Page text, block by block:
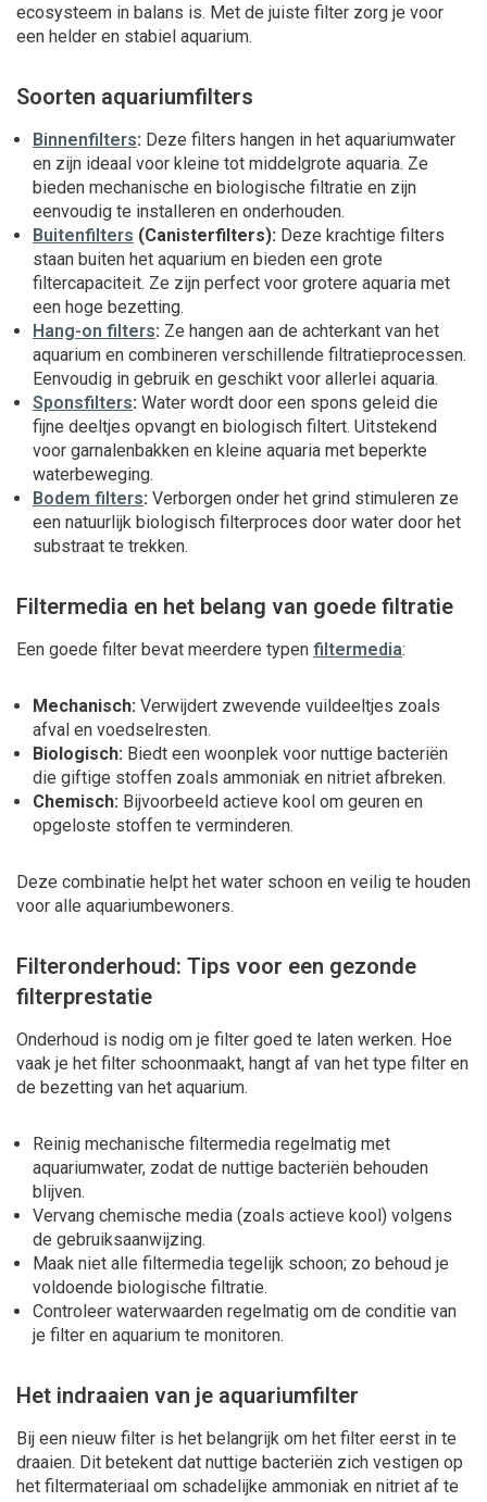
ecosysteem in balans is. Met de juiste filter zorg je voor
een helder en stabiel aquarium.
Soorten aquariumfilters
Binnenfilters: Deze filters hangen in het aquariumwater
en zijn ideaal voor kleine tot middelgrote aquaria. Ze
bieden mechanische en biologische filtratie en zijn
eenvoudig te installeren en onderhouden.
Buitenfilters (Canisterfilters): Deze krachtige filters
staan buiten het aquarium en bieden een grote
filtercapaciteit. Ze zijn perfect voor grotere aquaria met
een hoge bezetting.
Hang-on filters: Ze hangen aan de achterkant van het
aquarium en combineren verschillende filtratieprocessen.
Eenvoudig in gebruik en geschikt voor allerlei aquaria.
Sponsfilters: Water wordt door een spons geleid die
fijne deeltjes opvangt en biologisch filtert. Uitstekend
voor garnalenbakken en kleine aquaria met beperkte
waterbeweging.
Bodem filters: Verborgen onder het grind stimuleren ze
een natuurlijk biologisch filterproces door water door het
substraat te trekken.
Filtermedia en het belang van goede filtratie
Een goede filter bevat meerdere typen filtermedia:
Mechanisch: Verwijdert zwevende vuildeeltjes zoals
afval en voedselresten.
Biologisch: Biedt een woonplek voor nuttige bacteriën
die giftige stoffen zoals ammoniak en nitriet afbreken.
Chemisch: Bijvoorbeeld actieve kool om geuren en
opgeloste stoffen te verminderen.
Deze combinatie helpt het water schoon en veilig te houden
voor alle aquariumbewoners.
Filteronderhoud: Tips voor een gezonde
filterprestatie
Onderhoud is nodig om je filter goed te laten werken. Hoe
vaak je het filter schoonmaakt, hangt af van het type filter en
de bezetting van het aquarium.
Reinig mechanische filtermedia regelmatig met
aquariumwater, zodat de nuttige bacteriën behouden
blijven.
Vervang chemische media (zoals actieve kool) volgens
de gebruiksaanwijzing.
Maak niet alle filtermedia tegelijk schoon; zo behoud je
voldoende biologische filtratie.
Controleer waterwaarden regelmatig om de conditie van
je filter en aquarium te monitoren.
Het indraaien van je aquariumfilter
Bij een nieuw filter is het belangrijk om het filter eerst in te
draaien. Dit betekent dat nuttige bacteriën zich vestigen op
het filtermateriaal om schadelijke ammoniak en nitriet af te